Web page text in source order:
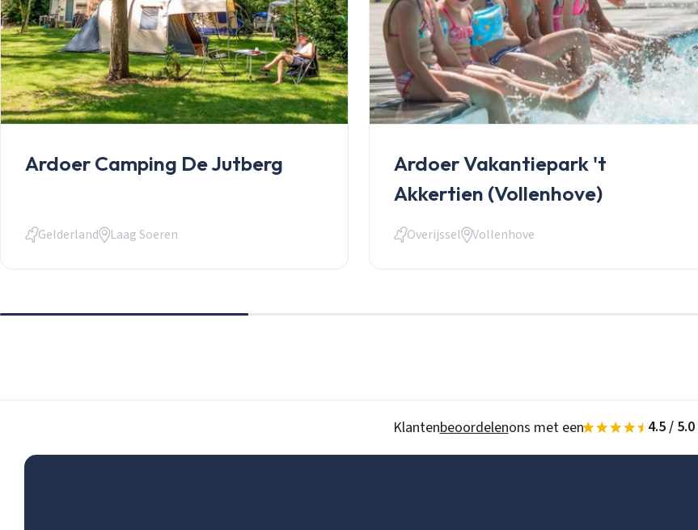
Ardoer Camping De Jutberg
Gelderland Laag Soeren
Ardoer Vakantiepark 't
Akkertien (Vollenhove)
Overijssel Vollenhove
Klantenbeoordelenons met een 4.5 / 5.0
Inloggen
Email
Wachtwoord vergeten
Wachtwoord
Gegevens onthouden
Inloggen